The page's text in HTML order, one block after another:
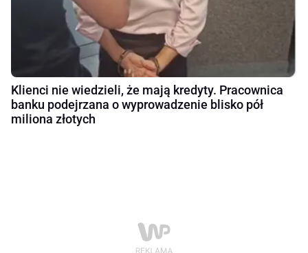
Klienci nie wiedzieli, że mają kredyty. Pracownica
banku podejrzana o wyprowadzenie blisko pół
miliona złotych